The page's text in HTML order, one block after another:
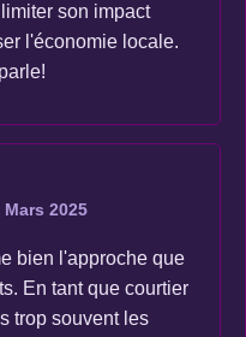
son impact
l'économie locale.
Mars 2025
bien l'approche que
En tant que courtier
trop souvent les